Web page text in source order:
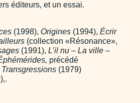
éditeurs, et un essai.
(1998), Origines (1994), Écrir
(collection «Résonance»,
(1991), L’il nu – La ville –
précédé
Transgressions(1979)